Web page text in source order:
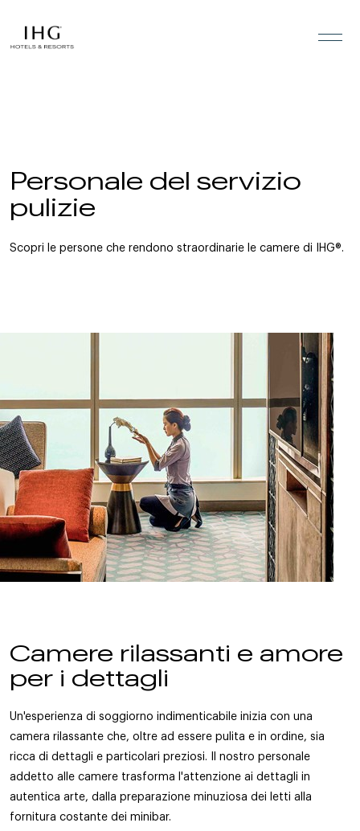
Personale del servizio
pulizie
Scopri le persone che rendono straordinarie le camere di IHG®.
Camere rilassanti e amore
per i dettagli
Un'esperienza di soggiorno indimenticabile inizia con una
camera rilassante che, oltre ad essere pulita e in ordine, sia
ricca di dettagli e particolari preziosi. Il nostro personale
addetto alle camere trasforma l'attenzione ai dettagli in
autentica arte, dalla preparazione minuziosa dei letti alla
fornitura costante dei minibar.